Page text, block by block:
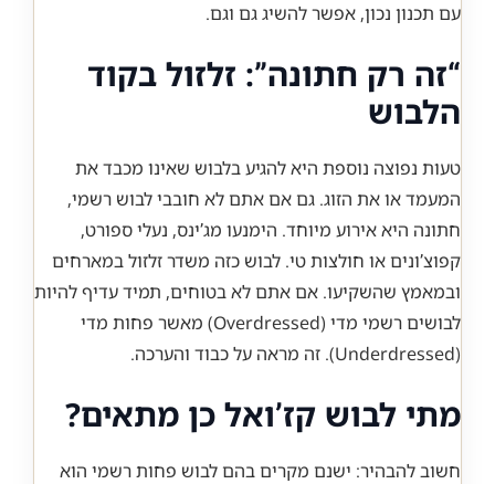
עם תכנון נכון, אפשר להשיג גם וגם.
“זה רק חתונה”: זלזול בקוד
הלבוש
טעות נפוצה נוספת היא להגיע בלבוש שאינו מכבד את
המעמד או את הזוג. גם אם אתם לא חובבי לבוש רשמי,
חתונה היא אירוע מיוחד. הימנעו מג’ינס, נעלי ספורט,
קפוצ’ונים או חולצות טי. לבוש כזה משדר זלזול במארחים
ובמאמץ שהשקיעו. אם אתם לא בטוחים, תמיד עדיף להיות
לבושים רשמי מדי (Overdressed) מאשר פחות מדי
(Underdressed). זה מראה על כבוד והערכה.
מתי לבוש קז’ואל כן מתאים?
חשוב להבהיר: ישנם מקרים בהם לבוש פחות רשמי הוא